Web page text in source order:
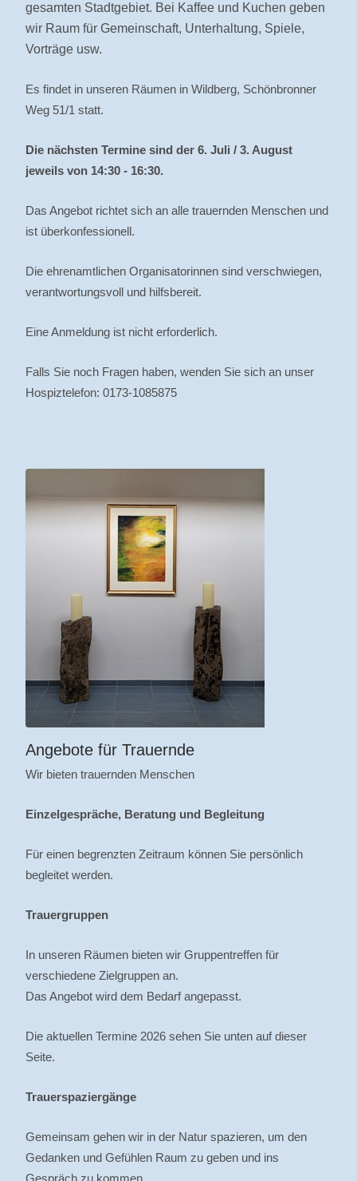
gesamten Stadtgebiet. Bei Kaffee und Kuchen geben
wir Raum für Gemeinschaft, Unterhaltung, Spiele,
Vorträge usw.
Es findet in unseren Räumen in Wildberg, Schönbronner
Weg 51/1 statt.
Die nächsten Termine sind der 6. Juli / 3. August
jeweils von 14:30 - 16:30.
Das Angebot richtet sich an alle trauernden Menschen und
ist überkonfessionell.
Die ehrenamtlichen Organisatorinnen sind verschwiegen,
verantwortungsvoll und hilfsbereit.
Eine Anmeldung ist nicht erforderlich.
Falls Sie noch Fragen haben, wenden Sie sich an unser
Hospiztelefon: 0173-1085875
Angebote für Trauernde
Wir bieten trauernden Menschen
Einzelgespräche, Beratung und Begleitung
Für einen begrenzten Zeitraum können Sie persönlich
begleitet werden.
Trauergruppen
In unseren Räumen bieten wir Gruppentreffen für
verschiedene Zielgruppen an.
Das Angebot wird dem Bedarf angepasst.
Die aktuellen Termine 2026 sehen Sie unten auf dieser
Seite.
Trauerspaziergänge
Gemeinsam gehen wir in der Natur spazieren, um den
Gedanken und Gefühlen Raum zu geben und ins
Gespräch zu kommen.